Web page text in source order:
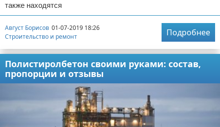
также находятся
Август Борисов 01-07-2019 18:26
Строительство и ремонт
Подробнее
Полистиролбетон своими руками: состав,
пропорции и отзывы